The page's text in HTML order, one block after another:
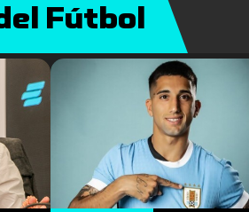
Fútbol